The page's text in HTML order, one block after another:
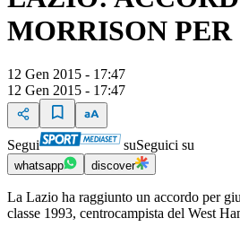
MORRISON
12 Gen 2015 - 17:47
12 Gen 2015 - 17:47
Segui suSeguici su
whatsapp discover
La Lazio ha raggiunto un accordo per
classe 1993, centrocampista del West